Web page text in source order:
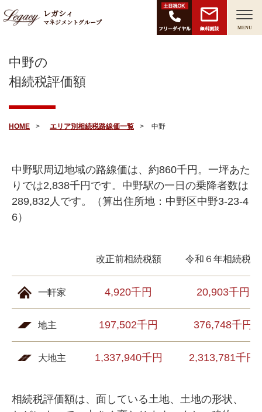
レガシィ
マネジメントグループ
無料面談 MENU
中野の
相続税評価額
HOME エリア別相続税路線価一覧 中野
中野駅周辺地域の路線価は、約860千円。一坪あた
りでは2,838千円です。中野駅の一日の乗降者数は
289,832 人です。（算出住所地：中野区中野3-23-4
6）
改正前相続税額 令和６年相続税額
一軒家 4,920千円 20,903千円
地主 197,502千円 376,748千円
大地主 1,337,940千円 2,313,781千円
相続税評価額は、面している土地、土地の形状、